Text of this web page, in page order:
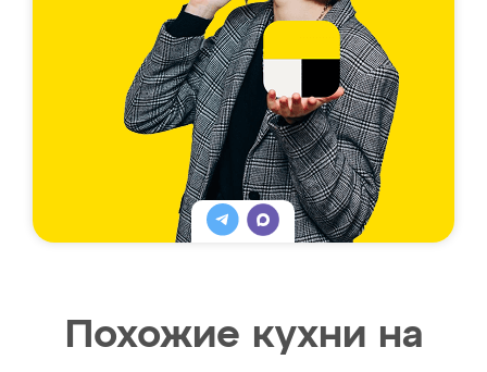
Похожие кухни на